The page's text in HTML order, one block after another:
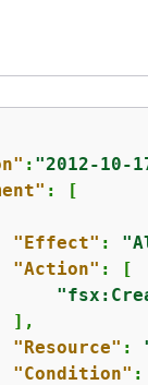
: "2012-10-
: [
"Effect" :
"Action" : [
],
"Resource" :
"Condition" :